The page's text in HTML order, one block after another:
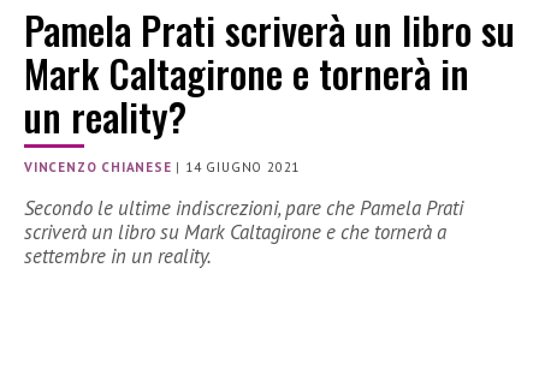
Pamela Prati scriverà un libro su
Mark Caltagirone e tornerà in
un reality?
VINCENZO CHIANESE | 14 GIUGNO 2021
Secondo le ultime indiscrezioni, pare che Pamela Prati
scriverà un libro su Mark Caltagirone e che tornerà a
settembre in un reality.